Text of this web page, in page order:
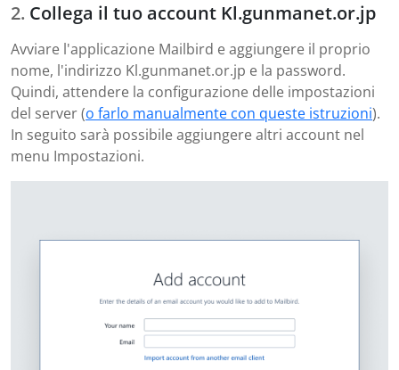
Collega il tuo account Kl.gunmanet.or.jp
Avviare l'applicazione Mailbird e aggiungere il proprio
nome, l'indirizzo Kl.gunmanet.or.jp e la password.
Quindi, attendere la configurazione delle impostazioni
del server (o farlo manualmente con queste istruzioni).
In seguito sarà possibile aggiungere altri account nel
menu Impostazioni.